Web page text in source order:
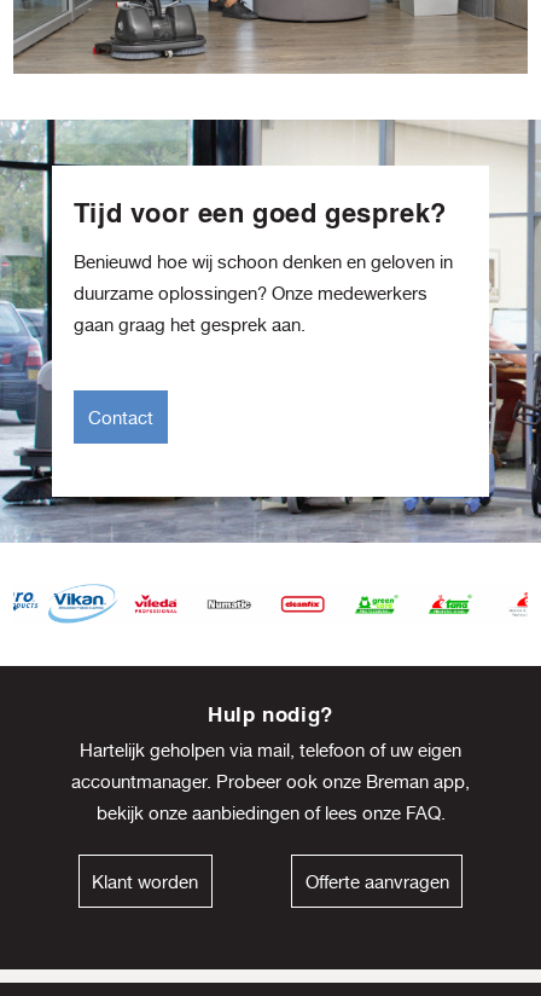
Tijd voor een goed gesprek?
Benieuwd hoe wij schoon denken en geloven in
duurzame oplossingen? Onze medewerkers
gaan graag het gesprek aan.
Contact
Hulp nodig?
Hartelijk geholpen via mail, telefoon of uw eigen
accountmanager. Probeer ook onze Breman app,
bekijk onze aanbiedingenof lees onze FAQ.
Klant worden Offerte aanvragen